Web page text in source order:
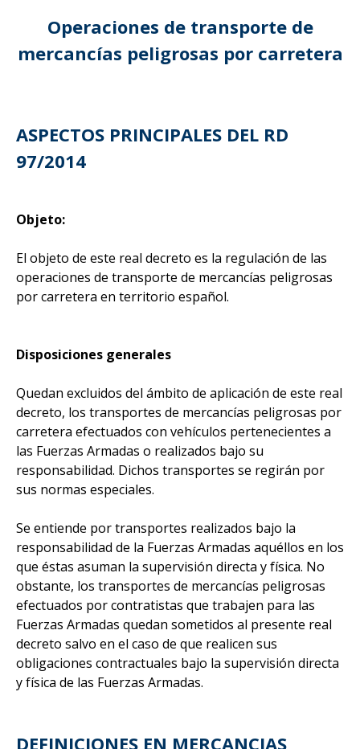
Operaciones de transporte de
mercancías peligrosas por carretera
ASPECTOS PRINCIPALES DEL RD
97/2014
Objeto:
El objeto de este real decreto es la regulación de las
operaciones de transporte de mercancías peligrosas
por carretera en territorio español.
Disposiciones generales
Quedan excluidos del ámbito de aplicación de este real
decreto, los transportes de mercancías peligrosas por
carretera efectuados con vehículos pertenecientes a
las Fuerzas Armadas o realizados bajo su
responsabilidad. Dichos transportes se regirán por
sus normas especiales.
Se entiende por transportes realizados bajo la
responsabilidad de la Fuerzas Armadas aquéllos en los
que éstas asuman la supervisión directa y física. No
obstante, los transportes de mercancías peligrosas
efectuados por contratistas que trabajen para las
Fuerzas Armadas quedan sometidos al presente real
decreto salvo en el caso de que realicen sus
obligaciones contractuales bajo la supervisión directa
y física de las Fuerzas Armadas.
DEFINICIONES EN MERCANCIAS